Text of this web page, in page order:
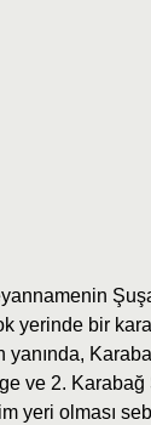
yerinde bir
ve 2. Karabağ
yeri olması